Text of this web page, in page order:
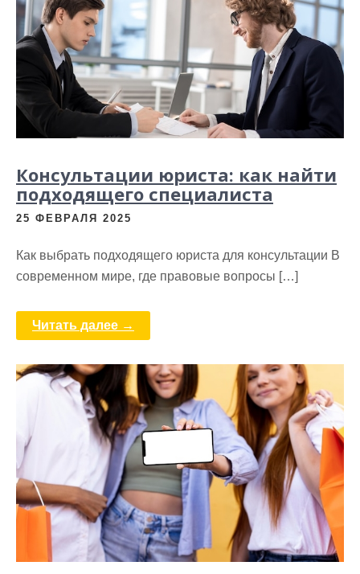
Консультации юриста: как найти
подходящего специалиста
25 ФЕВРАЛЯ 2025
Как выбрать подходящего юриста для консультации В
современном мире, где правовые вопросы […]
Читать далее →